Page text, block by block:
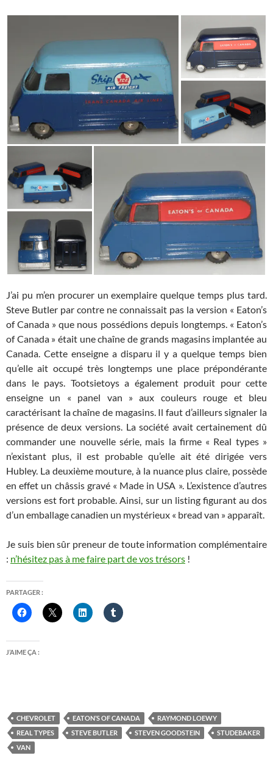
J’ai pu m’en procurer un exemplaire quelque temps plus tard.
Steve Butler par contre ne connaissait pas la version « Eaton’s
of Canada » que nous possédions depuis longtemps. « Eaton’s
of Canada » était une chaîne de grands magasins implantée au
Canada. Cette enseigne a disparu il y a quelque temps bien
qu’elle ait occupé très longtemps une place prépondérante
dans le pays. Tootsietoys a également produit pour cette
enseigne un « panel van » aux couleurs rouge et bleu
caractérisant la chaîne de magasins. Il faut d’ailleurs signaler la
présence de deux versions. La société avait certainement dû
commander une nouvelle série, mais la firme « Real types »
n’existant plus, il est probable qu’elle ait été dirigée vers
Hubley. La deuxième mouture, à la nuance plus claire, possède
en effet un châssis gravé « Made in USA ». L’existence d’autres
versions est fort probable. Ainsi, sur un listing figurant au dos
d’un emballage canadien un mystérieux « bread van » apparaît.
Je suis bien sûr preneur de toute information complémentaire
: n’hésitez pas à me faire part de vos trésors !
PARTAGER :
J’AIME ÇA :
CHEVROLET EATON’S OF CANADA
RAYMOND LOEWY
REAL TYPES
STEVE BUTLER STEVEN GOODSTEIN
STUDEBAKER
VAN